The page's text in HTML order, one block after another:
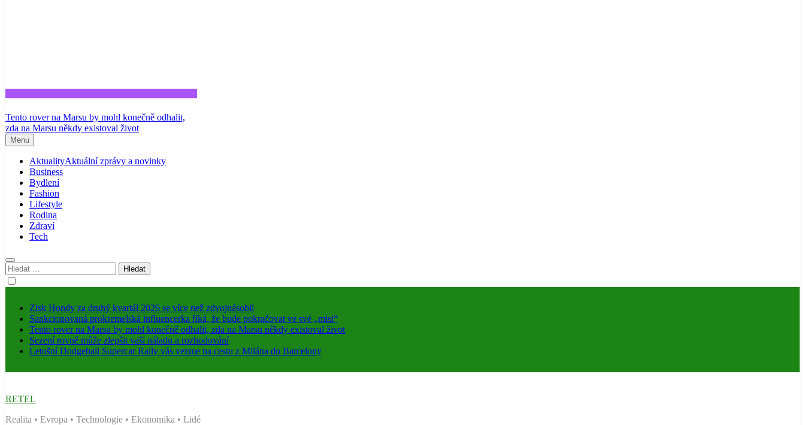
Tento rover na Marsu by mohl konečně odhalit,
zda na Marsu někdy existoval život
Menu
AktualityAktuální zprávy a novinky
Business
Bydlení
Fashion
Lifestyle
Rodina
Zdraví
Tech
Vyhledávání
Zisk Hondy za druhý kvartál 2026 se více než zdvojnásobil
Sankcionovaná prokremelská influencerka říká, že bude pokračovat ve své „misi“
Tento rover na Marsu by mohl konečně odhalit, zda na Marsu někdy existoval život
Sezení rovně může zlepšit vaši náladu a rozhodování
Letošní Dodgeball Supercar Rally vás vezme na cestu z Milána do Barcelony
RETEL
Realita • Evropa • Technologie • Ekonomika • Lidé